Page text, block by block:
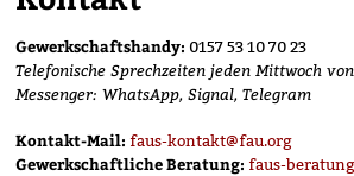
Gewerkschaftshandy: 0157 53 10 70 23
Telefonische Sprechzeiten jeden Mittwoch
Messenger: WhatsApp, Signal, Telegram
Kontakt-Mail: faus-kontakt@fau.org
Gewerkschaftliche Beratung: faus-